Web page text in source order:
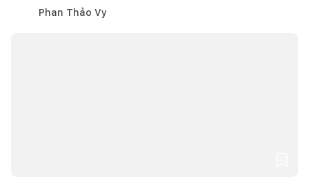
Phan Thảo Vy